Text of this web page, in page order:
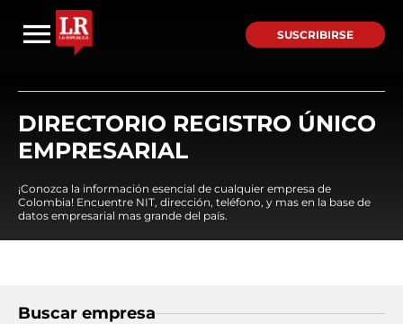
SUSCRIBIRSE
DIRECTORIO REGISTRO ÚNICO
EMPRESARIAL
¡Conozca la información esencial de cualquier empresa de
Colombia! Encuentre NIT, dirección, teléfono, y mas en la base de
datos empresarial mas grande del país.
Buscar empresa